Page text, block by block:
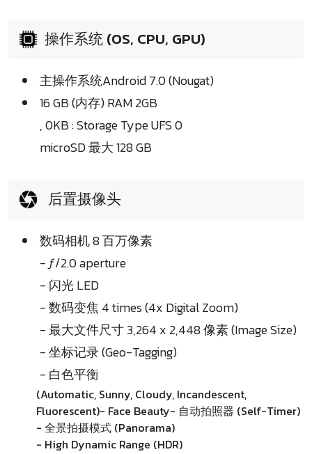
操作系统 (OS, CPU, GPU)
主操作系统Android 7.0 (Nougat)
16 GB (内存) RAM 2GB
, 0KB : Storage Type UFS 0
microSD 最大 128 GB
后置摄像头
数码相机 8 百万像素
- ƒ/2.0 aperture
- 闪光 LED
- 数码变焦 4 times (4x Digital Zoom)
- 最大文件尺寸 3,264 x 2,448 像素 (Image Size)
- 坐标记录 (Geo-Tagging)
- 白色平衡
(Automatic, Sunny, Cloudy, Incandescent,
Fluorescent)- Face Beauty- 自动拍照器 (Self-Timer)
- 全景拍摄模式 (Panorama)
- High Dynamic Range (HDR)